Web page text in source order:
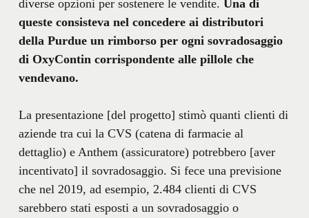
diverse opzioni per sostenere le vendite. Una di
queste consisteva nel concedere ai distributori
della Purdue un rimborso per ogni sovradosaggio
di OxyContin corrispondente alle pillole che
vendevano.
La presentazione [del progetto] stimò quanti clienti di
aziende tra cui la CVS (catena di farmacie al
dettaglio) e Anthem (assicuratore) potrebbero [aver
incentivato] il sovradosaggio. Si fece una previsione
che nel 2019, ad esempio, 2.484 clienti di CVS
sarebbero stati esposti a un sovradosaggio o